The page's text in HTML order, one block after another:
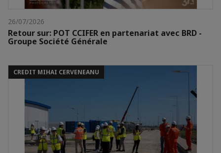
26/07/2026
Retour sur: POT CCIFER en partenariat avec BRD -
Groupe Société Générale
CREDIT MIHAI CERVENEANU